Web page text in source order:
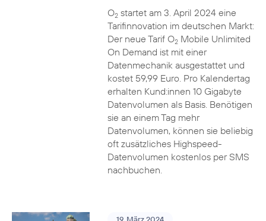
O2startet am 3. April 2024 eine
Tarifinnovation im deutschen Markt:
Der neue Tarif O2Mobile Unlimited
On Demand ist mit einer
Datenmechanik ausgestattet und
kostet 59,99 Euro. Pro Kalendertag
erhalten Kund:innen 10 Gigabyte
Datenvolumen als Basis. Benötigen
sie an einem Tag mehr
Datenvolumen, können sie beliebig
oft zusätzliches Highspeed-
Datenvolumen kostenlos per SMS
nachbuchen.